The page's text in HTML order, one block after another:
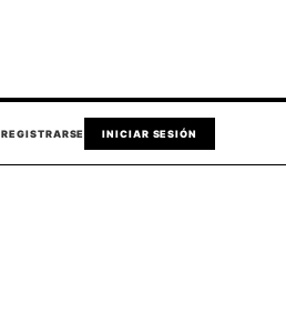
REGISTRARSE INICIAR SESIÓN